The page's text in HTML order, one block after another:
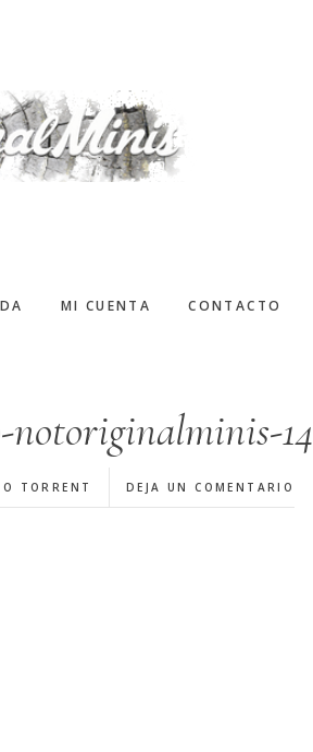
MI CUENTA CONTACTO
14
TORRENT DEJA UN COMENTARIO